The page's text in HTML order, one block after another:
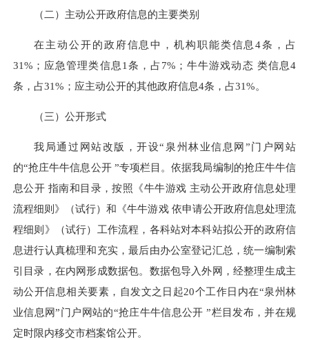
（二）主动公开政府信息的主要类别
在主动公开的政府信息中，机构职能类信息4条，占
31%；应急管理类信息1条，占7%；牛牛游戏动态 类信息4
条，占31%；应主动公开的其他政府信息4条，占31%。
（三）公开形式
我局通过网站改版，开设“泉州林业信息网”门户网站
的“抢庄牛牛信息公开 ”专项栏目。依据我局编制的抢庄牛牛信
息公开 指南和目录，按照《牛牛游戏 主动公开政府信息处理
流程细则》（试行）和《牛牛游戏 依申请公开政府信息处理流
程细则》（试行）工作流程，各科站对本科站拟公开的政府信
息进行认真梳理和充实，最后由办公室登记汇总，统一编制索
引目录，在内网形成数据包。数据包导入外网，经整理生成主
动公开信息相关要素，自发文之日起20个工作日内在“泉州林
业信息网”门户网站的“抢庄牛牛信息公开 ”栏目发布，并在规
定时限内移交市档案馆公开。